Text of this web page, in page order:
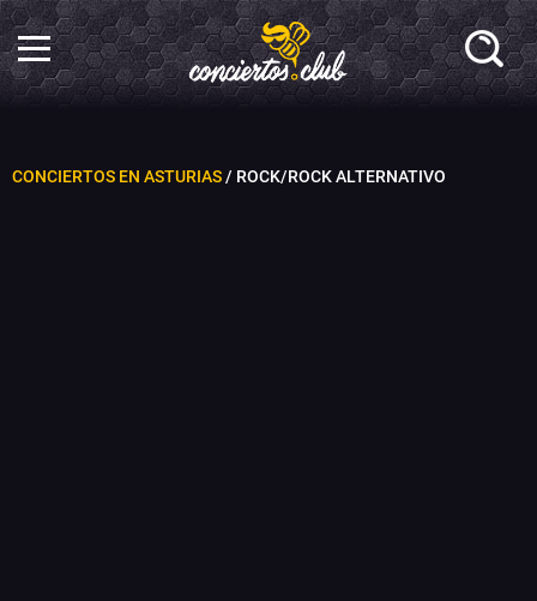
CONCIERTOS EN ASTURIAS/ ROCK/ROCK ALTERNATIVO